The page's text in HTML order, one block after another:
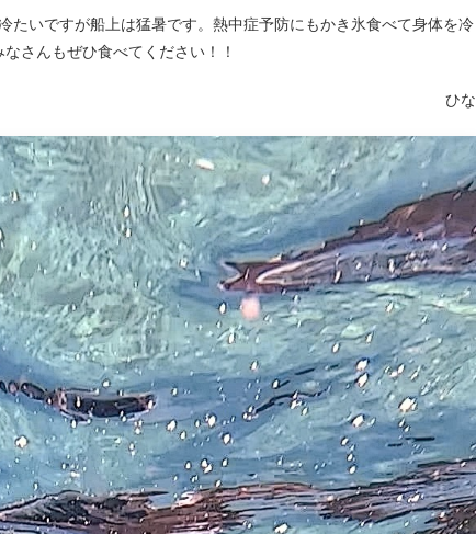
たいですが船上は猛暑です。熱中症予防にもかき氷食べて身体を冷
さんもぜひ食べてください！！
ひな